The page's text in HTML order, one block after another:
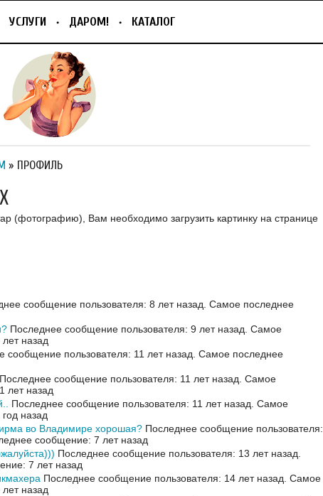
УСЛУГИ ДАРОМ! КАТАЛОГ
» ПРОФИЛЬ
(фотографию), Вам необходимо загрузить картинку на странице
сообщение пользователя: 8 лет назад. Самое последнее
Последнее сообщение пользователя: 9 лет назад. Самое
назад
сообщение пользователя: 11 лет назад. Самое последнее
сообщение пользователя: 11 лет назад. Самое
лет назад
Последнее сообщение пользователя: 11 лет назад. Самое
назад
во Владимире хорошая? Последнее сообщение пользователя:
сообщение: 7 лет назад
Последнее сообщение пользователя: 13 лет назад.
7 лет назад
Последнее сообщение пользователя: 14 лет назад. Самое
назад